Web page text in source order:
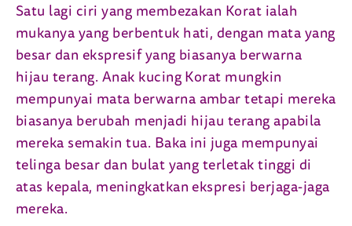
Satu lagi ciri yang membezakan Korat ialah
mukanya yang berbentuk hati, dengan mata yang
besar dan ekspresif yang biasanya berwarna
hijau terang. Anak kucing Korat mungkin
mempunyai mata berwarna ambar tetapi mereka
biasanya berubah menjadi hijau terang apabila
mereka semakin tua. Baka ini juga mempunyai
telinga besar dan bulat yang terletak tinggi di
atas kepala, meningkatkan ekspresi berjaga-jaga
mereka.